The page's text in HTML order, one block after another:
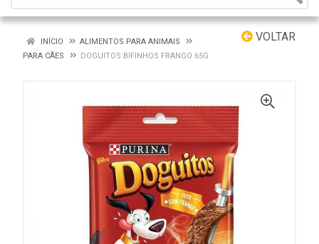
VOLTAR
INÍCIO
ALIMENTOS PARA ANIMAIS
PARA CÃES
DOGUITOS BIFINHOS FRANGO 65G